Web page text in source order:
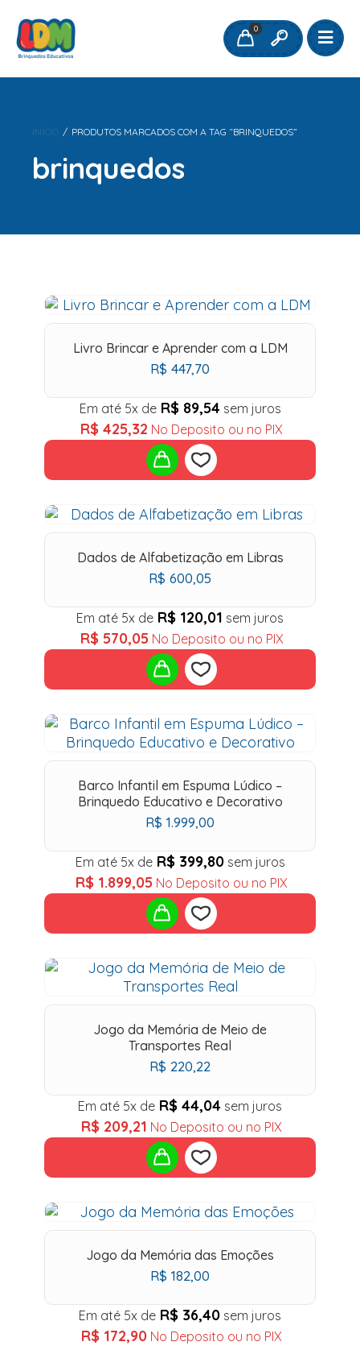
0
INÍCIO / PRODUTOS MARCADOS COM A TAG “BRINQUEDOS”
brinquedos
Livro Brincar e Aprender com a LDM
R$ 447,70
Em até 5x de R$ 89,54 sem juros
R$ 425,32 No Deposito ou no PIX
Add
to
wishlist
Dados de Alfabetização em Libras
R$ 600,05
Em até 5x de R$ 120,01 sem juros
R$ 570,05 No Deposito ou no PIX
Add
to
wishlist
Barco Infantil em Espuma Lúdico –
Brinquedo Educativo e Decorativo
R$ 1.999,00
Em até 5x de R$ 399,80 sem juros
R$ 1.899,05 No Deposito ou no PIX
Add
to
wishlist
Jogo da Memória de Meio de
Transportes Real
R$ 220,22
Em até 5x de R$ 44,04 sem juros
R$ 209,21 No Deposito ou no PIX
Add
to
wishlist
Jogo da Memória das Emoções
R$ 182,00
Em até 5x de R$ 36,40 sem juros
R$ 172,90 No Deposito ou no PIX